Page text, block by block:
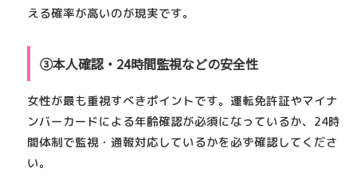
える確率が高いのが現実です。
③本人確認・24時間監視などの安全性
女性が最も重視すべきポイントです。 運転免許証やマイナ
ンバーカードによる年齢確認が必須になっているか、24時
間体制で監視・通報対応しているかを必ず確認してくださ
い。